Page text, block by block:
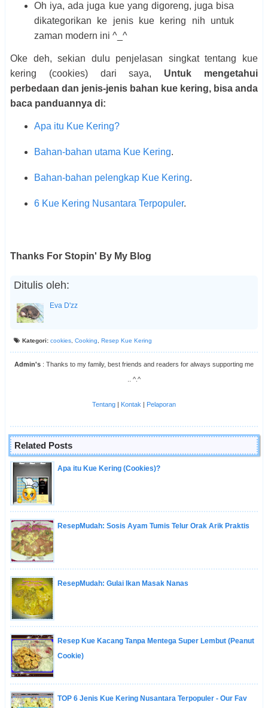
Oh iya, ada juga kue yang digoreng, juga bisa
dikategorikan ke jenis kue kering nih untuk
zaman modern ini ^_^
Oke deh, sekian dulu penjelasan singkat tentang kue
kering (cookies) dari saya, Untuk mengetahui
perbedaan dan jenis-jenis bahan kue kering, bisa anda
baca panduannya di:
Apa itu Kue Kering?
Bahan-bahan utama Kue Kering.
Bahan-bahan pelengkap Kue Kering.
6 Kue Kering Nusantara Terpopuler.
Thanks For Stopin' By My Blog
Ditulis oleh:
Eva D'zz
Kategori: cookies, Cooking, Resep Kue Kering
Admin's : Thanks to my family, best friends and readers for always supporting me
.. ^.^
Tentang | Kontak | Pelaporan
Related Posts
Apa itu Kue Kering (Cookies)?
ResepMudah: Sosis Ayam Tumis Telur Orak Arik Praktis
ResepMudah: Gulai Ikan Masak Nanas
Resep Kue Kacang Tanpa Mentega Super Lembut (Peanut
Cookie)
TOP 6 Jenis Kue Kering Nusantara Terpopuler - Our Fav